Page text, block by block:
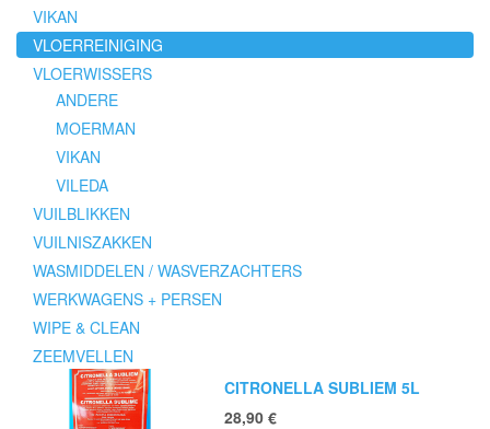
VIKAN
VLOERREINIGING
VLOERWISSERS
ANDERE
MOERMAN
VIKAN
VILEDA
VUILBLIKKEN
VUILNISZAKKEN
WASMIDDELEN / WASVERZACHTERS
WERKWAGENS + PERSEN
WIPE & CLEAN
ZEEMVELLEN
CITRONELLA SUBLIEM 5L
28,90 €